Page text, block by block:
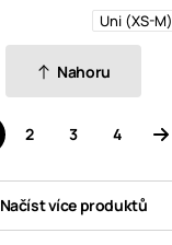
Uni (XS-M)
Nahoru
2 3 4
Načíst více produktů